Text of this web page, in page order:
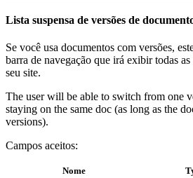
Lista suspensa de versões de
Se você usa documentos com versões,
barra de navegação que irá exibir todas
seu site.
The user will be able to switch from one
staying on the same doc (as long as the
versions).
Campos aceitos:
Nome